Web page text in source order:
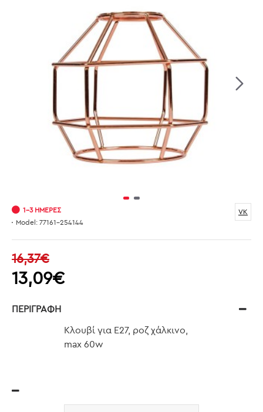
13,09€
16,37€
1-3 ΗΜΈΡΕΣ
Model: 77161-254144
VK
ΠΕΡΙΓΡΑΦΉ
Κλουβί για Ε27, ροζ χάλκινο,
max 60w